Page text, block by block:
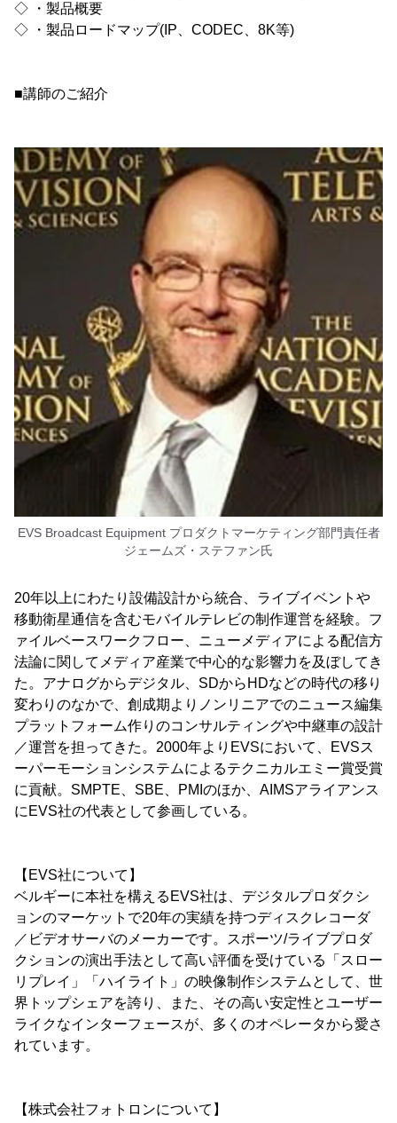
◇ ・製品概要
◇ ・製品ロードマップ(IP、CODEC、8K等)
■講師のご紹介
EVS Broadcast Equipment プロダクトマーケティング部門責任者
ジェームズ・ステファン氏
20年以上にわたり設備設計から統合、ライブイベントや
移動衛星通信を含むモバイルテレビの制作運営を経験。フ
ァイルベースワークフロー、ニューメディアによる配信方
法論に関してメディア産業で中心的な影響力を及ぼしてき
た。アナログからデジタル、SDからHDなどの時代の移り
変わりのなかで、創成期よりノンリニアでのニュース編集
プラットフォーム作りのコンサルティングや中継車の設計
／運営を担ってきた。2000年よりEVSにおいて、EVSス
ーパーモーションシステムによるテクニカルエミー賞受賞
に貢献。SMPTE、SBE、PMIのほか、AIMSアライアンス
にEVS社の代表として参画している。
【EVS社について】
ベルギーに本社を構えるEVS社は、デジタルプロダクシ
ョンのマーケットで20年の実績を持つディスクレコーダ
／ビデオサーバのメーカーです。スポーツ/ライブプロダ
クションの演出手法として高い評価を受けている「スロー
リプレイ」「ハイライト」の映像制作システムとして、世
界トップシェアを誇り、また、その高い安定性とユーザー
ライクなインターフェースが、多くのオペレータから愛さ
れています。
【株式会社フォトロンについて】